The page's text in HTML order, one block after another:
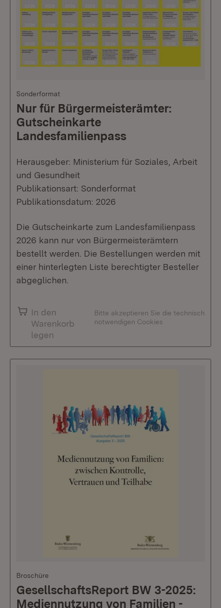
Sonderformat
Nur für Bürgermeisterämter:
Gutscheinkarte
Landesfamilienpass
Herausgeber: Ministerium für Soziales, Arbeit
und Gesundheit
Publikationsart: Sonderformat
Publikationsdatum: 2026
Die Gutscheinkarte zum Landesfamilienpass
2026 kann nur von Bürgermeisterämtern
bestellt werden. Die Bestellungen werden mit
einer hinterlegten Liste berechtigter Besteller
abgeglichen.
In den
Warenkorb
legen
Bitte akzeptieren Sie die technisch
notwendigen Cookies
Broschüre
GesellschaftsReport BW 3-2025:
Mediennutzung von Familien -